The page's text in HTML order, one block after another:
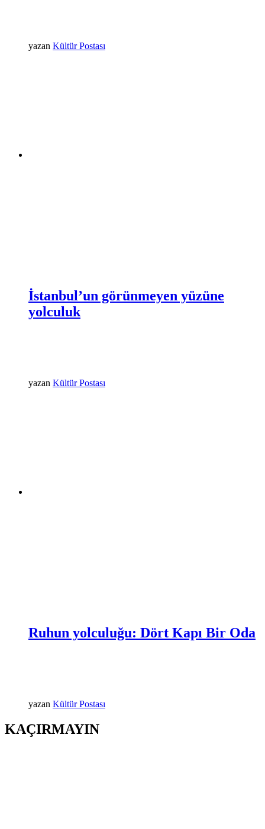
yazan Kültür Postası
İstanbul’un görünmeyen yüzüne
yolculuk
yazan Kültür Postası
Ruhun yolculuğu: Dört Kapı Bir Oda
yazan Kültür Postası
KAÇIRMAYIN